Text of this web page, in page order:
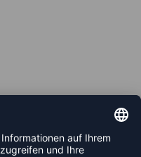
UND VERPASSE KEINE